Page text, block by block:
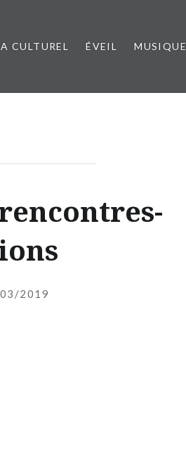
CULTUREL ÉVEIL MUSIQUE
2019